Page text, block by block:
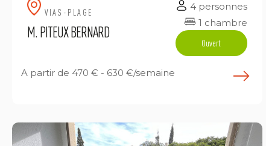
VIAS-PLAGE
M. PITEUX BERNARD
4 personnes
1 chambre
Ouvert
A partir de 470 € - 630 €/semaine